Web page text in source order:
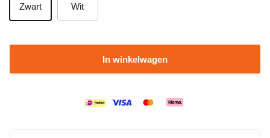
Zwart Wit
In winkelwagen